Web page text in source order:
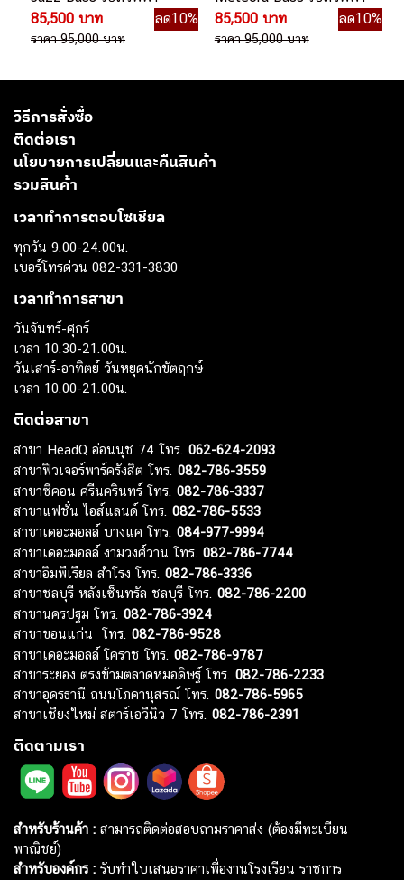
85,500 บาท
ลด10%
ราคา 95,000 บาท
85,500 บาท
ลด10%
ราคา 95,000 บาท
วิธีการสั่งซื้อ
ติดต่อเรา
นโยบายการเปลี่ยนและคืนสินค้า
รวมสินค้า
เวลาทำการตอบโซเชียล
ทุกวัน 9.00-24.00น.
เบอร์โทรด่วน 082-331-3830
เวลาทำการสาขา
วันจันทร์-ศุกร์
เวลา 10.30-21.00น.
วันเสาร์-อาทิตย์ วันหยุดนักขัตฤกษ์
เวลา 10.00-21.00น.
ติดต่อสาขา
สาขา HeadQ อ่อนนุช 74 โทร. 062-624-2093
สาขาฟิวเจอร์พาร์ครังสิต โทร. 082-786-3559
สาขาซีคอน ศรีนครินทร์ โทร. 082-786-3337
สาขาแฟชั่น ไอส์แลนด์ โทร. 082-786-5533
สาขาเดอะมอลล์ บางแค โทร. 084-977-9994
สาขาเดอะมอลล์ งามวงศ์วาน โทร. 082-786-7744
สาขาอิมพีเรียล สำโรง โทร. 082-786-3336
สาขาชลบุรี หลังเซ็นทรัล ชลบุรี โทร. 082-786-2200
สาขานครปฐม โทร. 082-786-3924
สาขาขอนแก่น โทร. 082-786-9528
สาขาเดอะมอลล์ โคราช โทร. 082-786-9787
สาขาระยอง ตรงข้ามตลาดหมอดิษฐ์ โทร. 082-786-2233
สาขาอุดรธานี ถนนโภคานุสรณ์ โทร. 082-786-5965
สาขาเชียงใหม่ สตาร์เอวีนิว 7 โทร. 082-786-2391
ติดตามเรา
สำหรับร้านค้า : สามารถติดต่อสอบถามราคาส่ง (ต้องมีทะเบียน
พาณิชย์)
สำหรับองค์กร : รับทำใบเสนอราคาเพื่องานโรงเรียน ราชการ